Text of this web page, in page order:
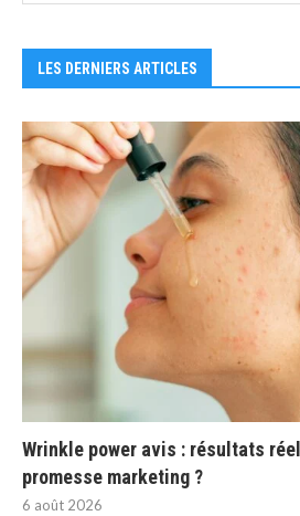
LES DERNIERS ARTICLES
Wrinkle power avis : résultats
promesse marketing ?
6 août 2026